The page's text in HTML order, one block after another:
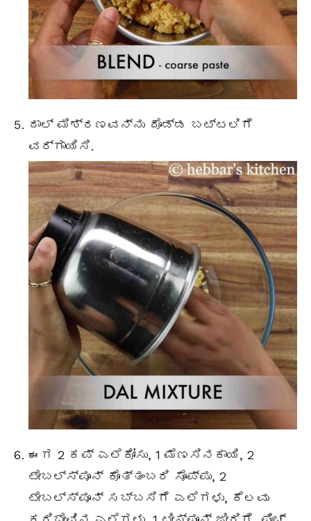
ದಾಲ್ ಮಿಶ್ರಣವನ್ನು ದೊಡ್ಡ ಬಟ್ಟಲಿಗೆ
ವರ್ಗಾಯಿಸಿ.
ಈಗ 2 ಕಪ್ ಎಲೆಕೋಸು, 1 ಮೆಣಸಿನಕಾಯಿ, 2
ಟೇಬಲ್ಸ್ಪೂನ್ ಕೊತ್ತಂಬರಿ ಸೊಪ್ಪು, 2
ಟೇಬಲ್ಸ್ಪೂನ್ ಸಬ್ಬಸಿಗೆ ಎಲೆಗಳು, ಕೆಲವು